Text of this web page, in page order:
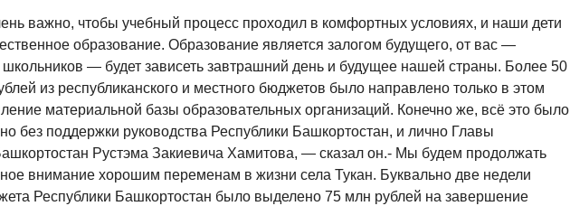
важно, чтобы учебный процесс проходил в комфортных условиях, и наши дети
образование. Образование является залогом будущего, от вас —
— будет зависеть завтрашний день и будущее нашей страны. Более 50
из республиканского и местного бюджетов было направлено только в этом
материальной базы образовательных организаций. Конечно же, всё это было
без поддержки руководства Республики Башкортостан, и лично Главы
Рустэма Закиевича Хамитова, — сказал он.- Мы будем продолжать
внимание хорошим переменам в жизни села Тукан. Буквально две недели
Республики Башкортостан было выделено 75 млн рублей на завершение